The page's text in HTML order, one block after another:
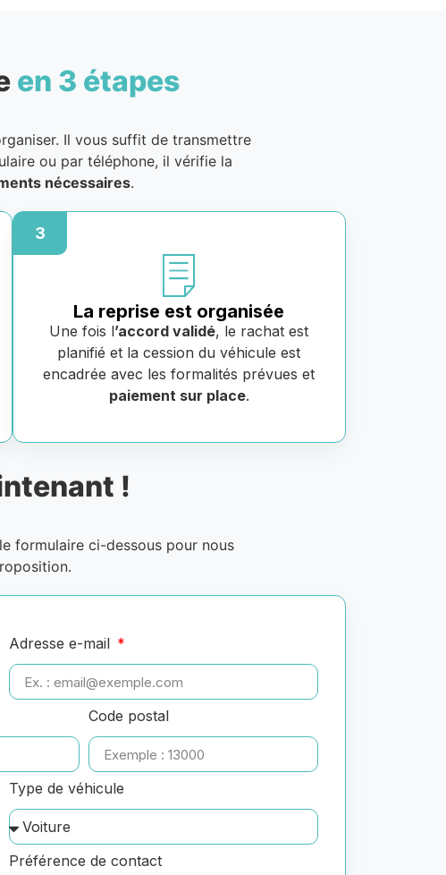
en 3 étapes
Il vous suffit de transmettre
ou par téléphone, il vérifie la
nécessaires.
3
La reprise est organisée
Une fois l’accord validé, le rachat est
planifié et la cession du véhicule est
encadrée avec les formalités prévues et
paiement sur place.
!
formulaire ci-dessous pour nous
Adresse e-mail
Code postal
Type de véhicule
Préférence de contact